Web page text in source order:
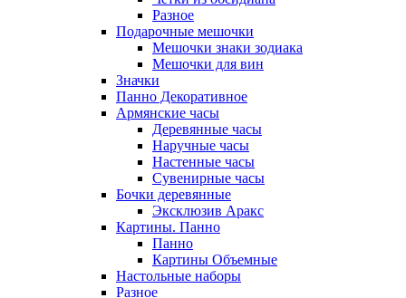
Разное
Подарочные мешочки
Мешочки знаки зодиака
Мешочки для вин
Значки
Панно Декоративное
Армянские часы
Деревянные часы
Наручные часы
Настенные часы
Сувенирные часы
Бочки деревянные
Эксклюзив Аракс
Картины. Панно
Панно
Картины Объемные
Настольные наборы
Разное